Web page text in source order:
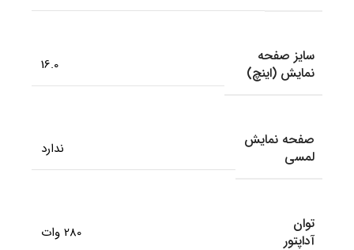
سایز صفحه
نمایش (اینچ)
16.0
صفحه نمایش
لمسی
ندارد
توان
آداپتور
280 وات